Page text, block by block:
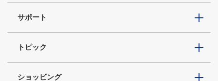
サポート
トピック
ショッピング